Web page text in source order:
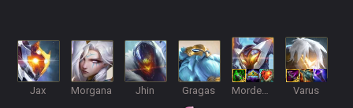
Jax Morgana Jhin Gragas Varus